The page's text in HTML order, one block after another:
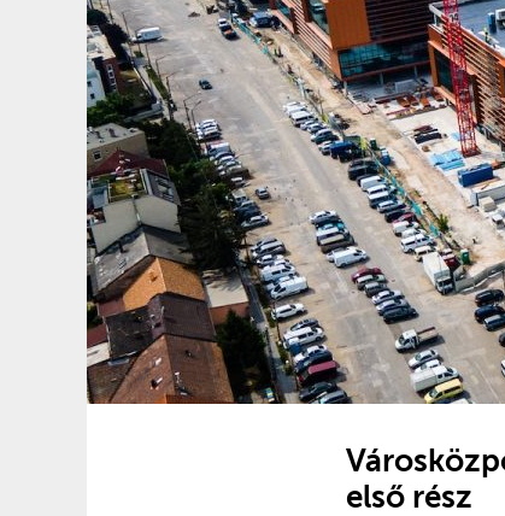
első rész